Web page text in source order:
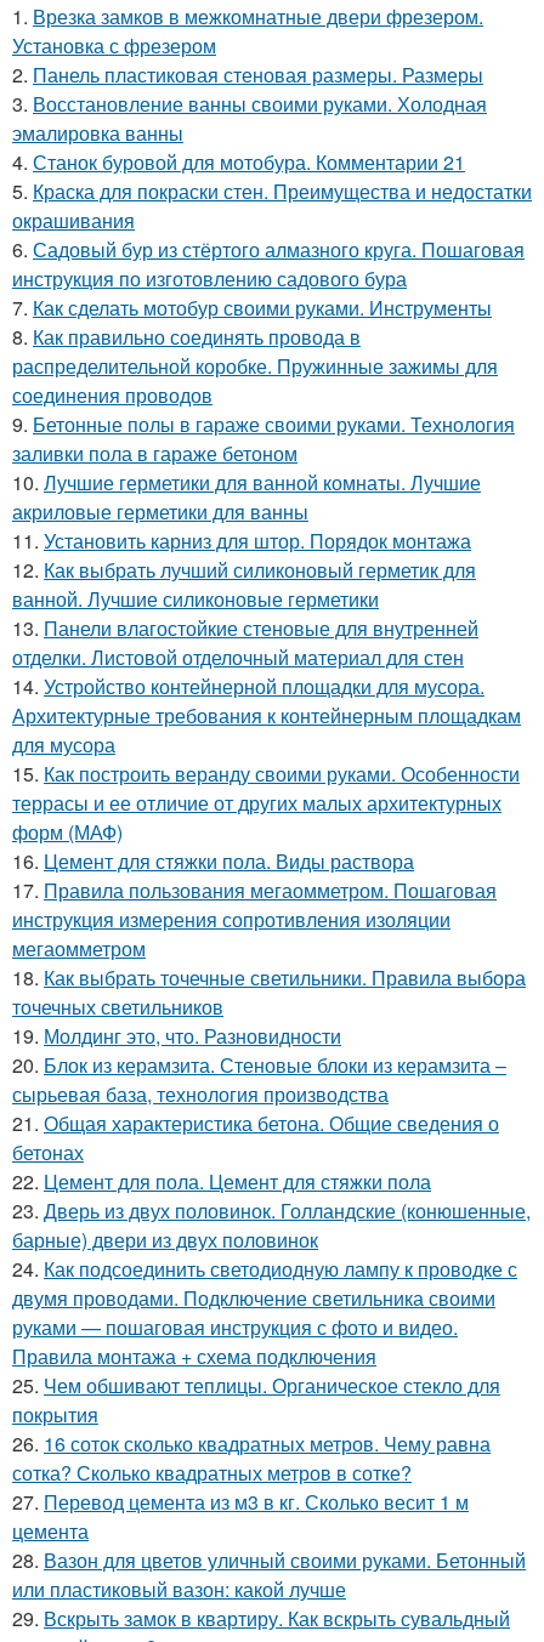
1. Врезка замков в межкомнатные двери фрезером.
Установка с фрезером
2. Панель пластиковая стеновая размеры. Размеры
3. Восстановление ванны своими руками. Холодная
эмалировка ванны
4. Станок буровой для мотобура. Комментарии 21
5. Краска для покраски стен. Преимущества и недостатки
окрашивания
6. Садовый бур из стёртого алмазного круга. Пошаговая
инструкция по изготовлению садового бура
7. Как сделать мотобур своими руками. Инструменты
8. Как правильно соединять провода в
распределительной коробке. Пружинные зажимы для
соединения проводов
9. Бетонные полы в гараже своими руками. Технология
заливки пола в гараже бетоном
10. Лучшие герметики для ванной комнаты. Лучшие
акриловые герметики для ванны
11. Установить карниз для штор. Порядок монтажа
12. Как выбрать лучший силиконовый герметик для
ванной. Лучшие силиконовые герметики
13. Панели влагостойкие стеновые для внутренней
отделки. Листовой отделочный материал для стен
14. Устройство контейнерной площадки для мусора.
Архитектурные требования к контейнерным площадкам
для мусора
15. Как построить веранду своими руками. Особенности
террасы и ее отличие от других малых архитектурных
форм (МАФ)
16. Цемент для стяжки пола. Виды раствора
17. Правила пользования мегаомметром. Пошаговая
инструкция измерения сопротивления изоляции
мегаомметром
18. Как выбрать точечные светильники. Правила выбора
точечных светильников
19. Молдинг это, что. Разновидности
20. Блок из керамзита. Стеновые блоки из керамзита –
сырьевая база, технология производства
21. Общая характеристика бетона. Общие сведения о
бетонах
22. Цемент для пола. Цемент для стяжки пола
23. Дверь из двух половинок. Голландские (конюшенные,
барные) двери из двух половинок
24. Как подсоединить светодиодную лампу к проводке с
двумя проводами. Подключение светильника своими
руками — пошаговая инструкция с фото и видео.
Правила монтажа + схема подключения
25. Чем обшивают теплицы. Органическое стекло для
покрытия
26. 16 соток сколько квадратных метров. Чему равна
сотка? Сколько квадратных метров в сотке?
27. Перевод цемента из м3 в кг. Сколько весит 1 м
цемента
28. Вазон для цветов уличный своими руками. Бетонный
или пластиковый вазон: какой лучше
29. Вскрыть замок в квартиру. Как вскрыть сувальдный